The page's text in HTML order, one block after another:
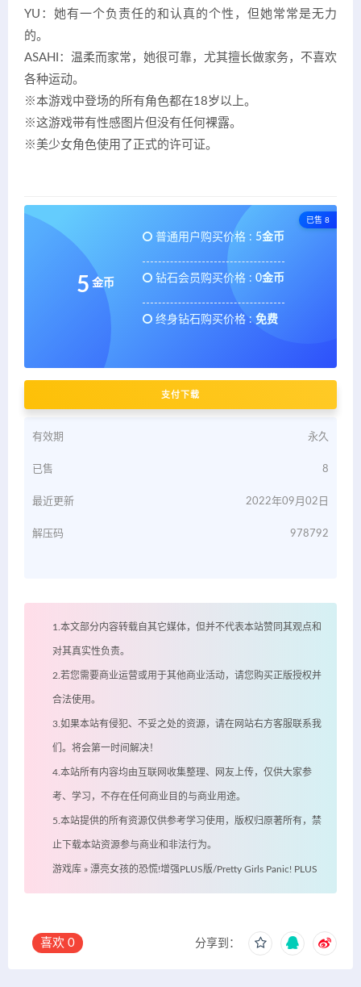
YU：她有一个负责任的和认真的个性，但她常常是无力
的。
ASAHI：温柔而家常，她很可靠，尤其擅长做家务，不喜欢
各种运动。
※本游戏中登场的所有角色都在18岁以上。
※这游戏带有性感图片但没有任何裸露。
※美少女角色使用了正式的许可证。
已售 8
5 金币
普通用户购买价格 : 5金币
钻石会员购买价格 : 0金币
终身钻石购买价格 : 免费
支付下载
有效期 永久
已售 8
最近更新 2022年09月02日
解压码 978792
1.本文部分内容转载自其它媒体，但并不代表本站赞同其观点和
对其真实性负责。
2.若您需要商业运营或用于其他商业活动，请您购买正版授权并
合法使用。
3.如果本站有侵犯、不妥之处的资源，请在网站右方客服联系我
们。将会第一时间解决！
4.本站所有内容均由互联网收集整理、网友上传，仅供大家参
考、学习，不存在任何商业目的与商业用途。
5.本站提供的所有资源仅供参考学习使用，版权归原著所有，禁
止下载本站资源参与商业和非法行为。
游戏库 » 漂亮女孩的恐慌!增强PLUS版/Pretty Girls Panic! PLUS
喜欢 0 分享到：